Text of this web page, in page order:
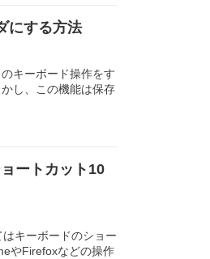
にする方法
キーボード操作をす
し、この機能は保存
ートカット10
キーボードのショー
やFirefoxなどの操作